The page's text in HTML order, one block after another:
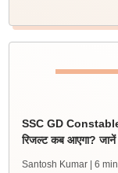
SSC GD
रिजल्ट कब आएगा?
Santosh Kumar | 6